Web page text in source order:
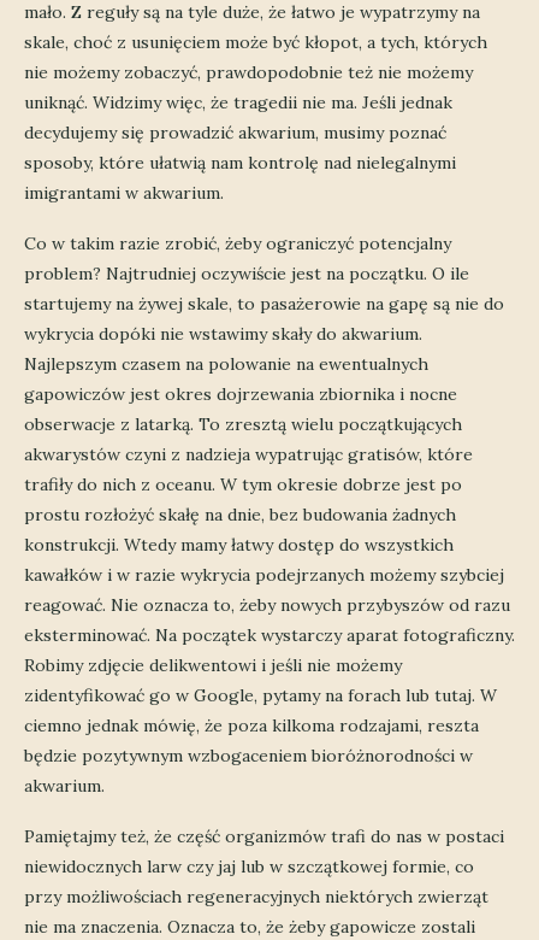
mało. Z reguły są na tyle duże, że łatwo je wypatrzymy na
skale, choć z usunięciem może być kłopot, a tych, których
nie możemy zobaczyć, prawdopodobnie też nie możemy
uniknąć. Widzimy więc, że tragedii nie ma. Jeśli jednak
decydujemy się prowadzić akwarium, musimy poznać
sposoby, które ułatwią nam kontrolę nad nielegalnymi
imigrantami w akwarium.
Co w takim razie zrobić, żeby ograniczyć potencjalny
problem? Najtrudniej oczywiście jest na początku. O ile
startujemy na żywej skale, to pasażerowie na gapę są nie do
wykrycia dopóki nie wstawimy skały do akwarium.
Najlepszym czasem na polowanie na ewentualnych
gapowiczów jest okres dojrzewania zbiornika i nocne
obserwacje z latarką. To zresztą wielu początkujących
akwarystów czyni z nadzieja wypatrując gratisów, które
trafiły do nich z oceanu. W tym okresie dobrze jest po
prostu rozłożyć skałę na dnie, bez budowania żadnych
konstrukcji. Wtedy mamy łatwy dostęp do wszystkich
kawałków i w razie wykrycia podejrzanych możemy szybciej
reagować. Nie oznacza to, żeby nowych przybyszów od razu
eksterminować. Na początek wystarczy aparat fotograficzny.
Robimy zdjęcie delikwentowi i jeśli nie możemy
zidentyfikować go w Google, pytamy na forach lub tutaj. W
ciemno jednak mówię, że poza kilkoma rodzajami, reszta
będzie pozytywnym wzbogaceniem bioróżnorodności w
akwarium.
Pamiętajmy też, że część organizmów trafi do nas w postaci
niewidocznych larw czy jaj lub w szczątkowej formie, co
przy możliwościach regeneracyjnych niektórych zwierząt
nie ma znaczenia. Oznacza to, że żeby gapowicze zostali